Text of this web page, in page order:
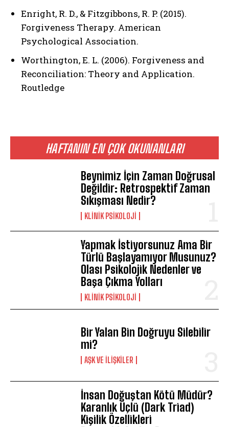
ABONE OL
Gizlilik politikasınıokudum, onaylıyorum.
HAFTANIN EN ÇOK OKUNANLARI
Beynimiz İçin Zaman Doğrusal
Değildir: Retrospektif Zaman
Sıkışması Nedir?
KLINIK PSIKOLOJI
Yapmak İstiyorsunuz Ama Bir
Türlü Başlayamıyor Musunuz?
Olası Psikolojik Nedenler ve
Başa Çıkma Yolları
KLINIK PSIKOLOJI
Bir Yalan Bin Doğruyu Silebilir
mi?
AŞK VE İLIŞKILER
İnsan Doğuştan Kötü Müdür?
Karanlık Üçlü (Dark Triad)
Kişilik Özellikleri
Enright, R. D., & Fitzgibbons, R. P. (2015).
Forgiveness Therapy. American
Psychological Association.
Worthington, E. L. (2006). Forgiveness and
Reconciliation: Theory and Application.
Routledge